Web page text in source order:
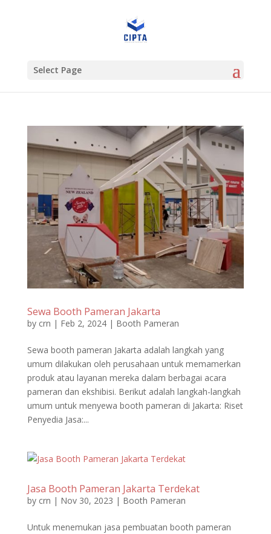
Select Page
Sewa Booth Pameran Jakarta
by crn | Feb 2, 2024| Booth Pameran
Sewa booth pameran Jakarta adalah langkah yang
umum dilakukan oleh perusahaan untuk memamerkan
produk atau layanan mereka dalam berbagai acara
pameran dan ekshibisi. Berikut adalah langkah-langkah
umum untuk menyewa booth pameran di Jakarta: Riset
Penyedia Jasa:...
Jasa Booth Pameran Jakarta Terdekat
by crn | Nov 30, 2023 | Booth Pameran
Untuk menemukan jasa pembuatan booth pameran